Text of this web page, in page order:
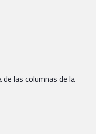
de las columnas de la